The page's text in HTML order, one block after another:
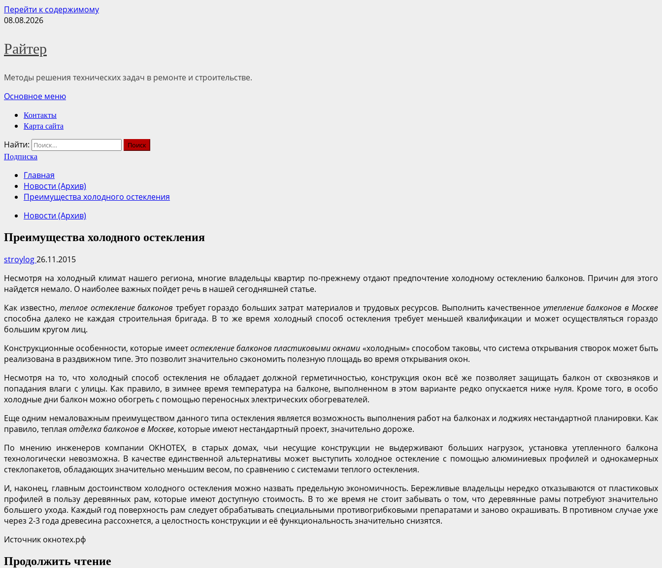
Перейти к содержимому
08.08.2026
Райтер
Методы решения технических задач в ремонте и строительстве.
Основное меню
Контакты
Карта сайта
Найти:
Подписка
Главная
Новости (Архив)
Преимущества холодного остекления
Новости (Архив)
Преимущества холодного остекления
stroylog26.11.2015
Несмотря на холодный климат нашего региона, многие владельцы квартир по-прежнему отдают предпочтение холодному остеклению балконов. Причин для этого
найдется немало. О наиболее важных пойдет речь в нашей сегодняшней статье.
Как известно, теплое остекление балконов требует гораздо больших затрат материалов и трудовых ресурсов. Выполнить качественное утепление балконов в Москве
способна далеко не каждая строительная бригада. В то же время холодный способ остекления требует меньшей квалификации и может осуществляться гораздо
большим кругом лиц.
Конструкционные особенности, которые имеетостекление балконов пластиковыми окнами «холодным» способом таковы, что система открывания створок может быть
реализована в раздвижном типе. Это позволит значительно сэкономить полезную площадь во время открывания окон.
Несмотря на то, что холодный способ остекления не обладает должной герметичностью, конструкция окон всё же позволяет защищать балкон от сквозняков и
попадания влаги с улицы. Как правило, в зимнее время температура на балконе, выполненном в этом варианте редко опускается ниже нуля. Кроме того, в особо
холодные дни балкон можно обогреть с помощью переносных электрических обогревателей.
Еще одним немаловажным преимуществом данного типа остекления является возможность выполнения работ на балконах и лоджиях нестандартной планировки. Как
правило, теплая отделка балконов в Москве, которые имеют нестандартный проект, значительно дороже.
По мнению инженеров компании ОКНОТЕХ, в старых домах, чьи несущие конструкции не выдерживают больших нагрузок, установка утепленного балкона
технологически невозможна. В качестве единственной альтернативы может выступить холодное остекление с помощью алюминиевых профилей и однокамерных
стеклопакетов, обладающих значительно меньшим весом, по сравнению с системами теплого остекления.
И, наконец, главным достоинством холодного остекления можно назвать предельную экономичность. Бережливые владельцы нередко отказываются от пластиковых
профилей в пользу деревянных рам, которые имеют доступную стоимость. В то же время не стоит забывать о том, что деревянные рамы потребуют значительно
большего ухода. Каждый год поверхность рам следует обрабатывать специальными противогрибковыми препаратами и заново окрашивать. В противном случае уже
через 2-3 года древесина рассохнется, а целостность конструкции и её функциональность значительно снизятся.
Источник окнотех.рф
Продолжить чтение